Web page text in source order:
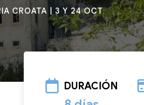
CROATA | 3 Y 24 OCT
DURACIÓN